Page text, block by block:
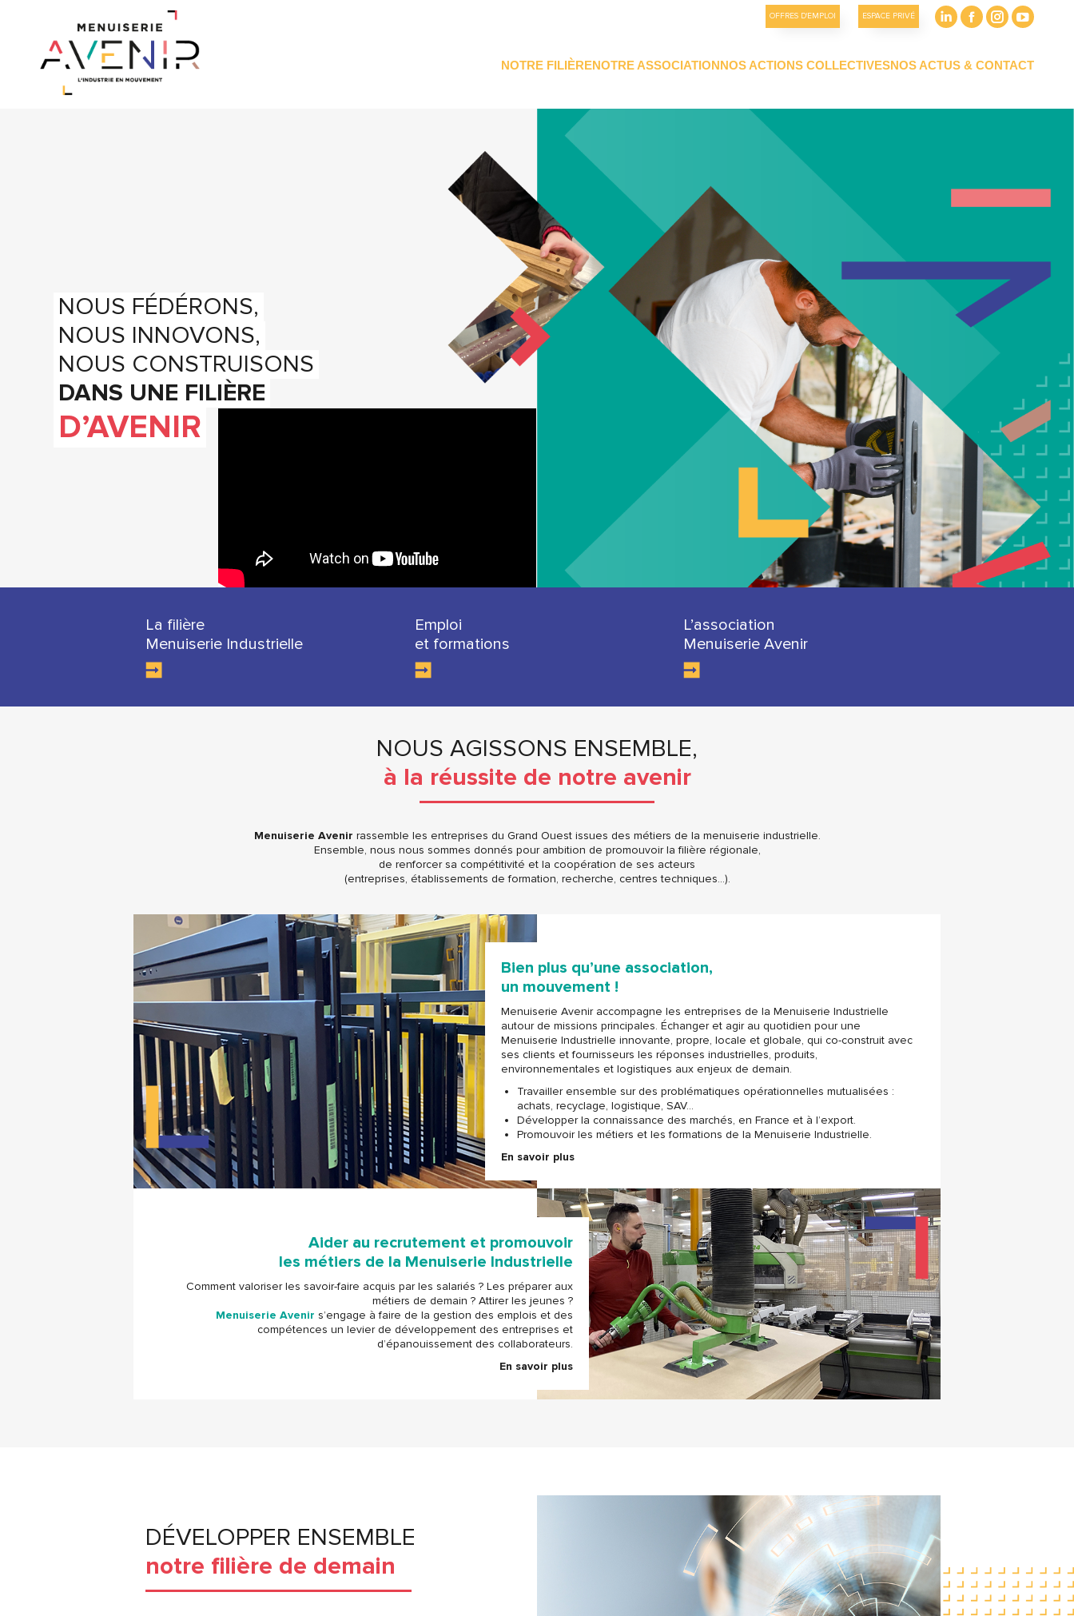
OFFRES D'EMPLOI ESPACE PRIVÉ
NOTRE FILIÈRENOTRE ASSOCIATIONNOS ACTIONS COLLECTIVESNOS ACTUS & CONTACT
NOUS FÉDÉRONS,
NOUS INNOVONS,
NOUS CONSTRUISONS
DANS UNE FILIÈRE
D’AVENIR
La filière
Menuiserie Industrielle
Emploi
et formations
L’association
Menuiserie Avenir
NOUS AGISSONS ENSEMBLE,
à la réussite de notre avenir
Menuiserie Avenir rassemble les entreprises du Grand Ouest issues des métiers de la menuiserie industrielle.
Ensemble, nous nous sommes donnés pour ambition de promouvoir la filière régionale,
de renforcer sa compétitivité et la coopération de ses acteurs
(entreprises, établissements de formation, recherche, centres techniques…).
Bien plus qu’une association,
un mouvement !
Menuiserie Avenir accompagne les entreprises de la Menuiserie Industrielle
autour de missions principales. Échanger et agir au quotidien pour une
Menuiserie Industrielle innovante, propre, locale et globale, qui co-construit avec
ses clients et fournisseurs les réponses industrielles, produits,
environnementales et logistiques aux enjeux de demain.
Travailler ensemble sur des problématiques opérationnelles mutualisées :
achats, recyclage, logistique, SAV…
Développer la connaissance des marchés, en France et à l’export.
Promouvoir les métiers et les formations de la Menuiserie Industrielle.
En savoir plus
Aider au recrutement et promouvoir
les métiers de la Menuiserie Industrielle
Comment valoriser les savoir-faire acquis par les salariés ? Les préparer aux
métiers de demain ? Attirer les jeunes ?
Menuiserie Avenir s’engage à faire de la gestion des emplois et des
compétences un levier de développement des entreprises et
d’épanouissement des collaborateurs.
En savoir plus
DÉVELOPPER ENSEMBLE
notre filière de demain